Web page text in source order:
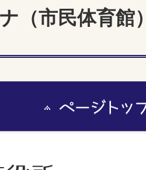
（市民体育